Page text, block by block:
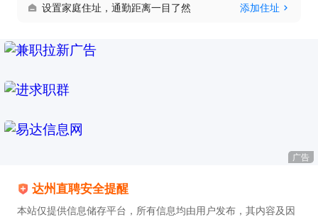
设置家庭住址，通勤距离一目了然 添加住址
广告
达州直聘安全提醒
本站仅提供信息储存平台，所有信息均由用户发布，其内容及因